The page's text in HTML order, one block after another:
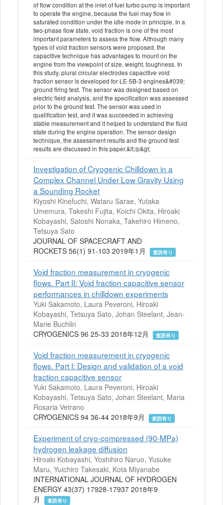
of flow condition at the inlet of fuel turbo pump is important
to operate the engine, because the fuel may flow in
saturated condition under the idle mode in principle. In a
two-phase flow state, void fraction is one of the most
important parameters to assess the flow. Although many
types of void fraction sensors were proposed, the
capacitive technique has advantages to mount on the
engine from the viewpoint of size, weight, toughness. In
this study, plural circular electrodes capacitive void
fraction sensor is developed for LE-5B-3 engines&#039;
ground firing test. The sensor was designed based on
electric field analysis, and the specification was assessed
prior to the ground test. The sensor was used in
qualification test, and it was succeeded in achieving
stable measurement and it helped to understand the fluid
state during the engine operation. The sensor design
technique, the assessment results and the ground test
results are discussed in this paper.&lt;/p&gt;
Investigation of Cryogenic Chilldown in a
Complex Channel Under Low Gravity Using
a Sounding Rocket
Kiyoshi Kinefuchi, Wataru Sarae, Yutaka
Umemura, Takeshi Fujita, Koichi Okita, Hiroaki
Kobayashi, Satoshi Nonaka, Takehiro Himeno,
Tetsuya Sato
JOURNAL OF SPACECRAFT AND
ROCKETS 56(1) 91-103 2019年1月
査読有り
Void fraction measurement in cryogenic
flows. Part II: Void fraction capacitive sensor
performances in chilldown experiments
Yuki Sakamoto, Laura Peveroni, Hiroaki
Kobayashi, Tetsuya Sato, Johan Steelant, Jean-
Marie Buchlin
CRYOGENICS 96 25-33 2018年12月
査読有り
Void fraction measurement in cryogenic
flows. Part I: Design and validation of a void
fraction capacitive sensor
Yuki Sakamoto, Laura Peveroni, Hiroaki
Kobayashi, Tetsuya Sato, Johan Steelant, Maria
Rosaria Vetrano
CRYOGENICS 94 36-44 2018年9月
査読有り
Experiment of cryo-compressed (90-MPa)
hydrogen leakage diffusion
Hiroaki Kobayashi, Yoshihiro Naruo, Yusuke
Maru, Yuichiro Takesaki, Kota Miyanabe
INTERNATIONAL JOURNAL OF HYDROGEN
ENERGY 43(37) 17928-17937 2018年9
月
査読有り